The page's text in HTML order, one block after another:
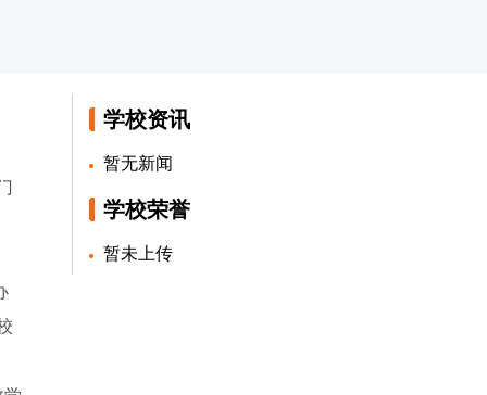
学校资讯
暂无新闻
学校荣誉
暂未上传